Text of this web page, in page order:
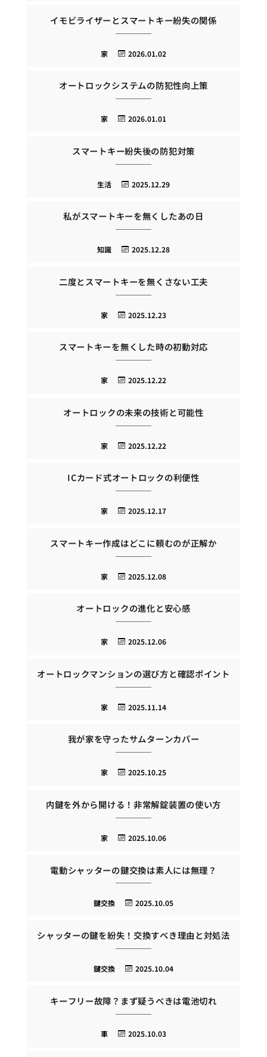
イモビライザーとスマートキー紛失の関係
2026.01.02
家
オートロックシステムの防犯性向上策
2026.01.01
家
スマートキー紛失後の防犯対策
2025.12.29
生活
私がスマートキーを無くしたあの日
2025.12.28
知識
二度とスマートキーを無くさない工夫
2025.12.23
家
スマートキーを無くした時の初動対応
2025.12.22
家
オートロックの未来の技術と可能性
2025.12.22
家
ICカード式オートロックの利便性
2025.12.17
家
スマートキー作成はどこに頼むのが正解か
2025.12.08
家
オートロックの進化と安心感
2025.12.06
家
オートロックマンションの選び方と確認ポイント
2025.11.14
家
我が家を守ったサムターンカバー
2025.10.25
家
内鍵を外から開ける！非常解錠装置の使い方
2025.10.06
家
電動シャッターの鍵交換は素人には無理？
2025.10.05
鍵交換
シャッターの鍵を紛失！交換すべき理由と対処法
2025.10.04
鍵交換
キーフリー故障？まず疑うべきは電池切れ
2025.10.03
車